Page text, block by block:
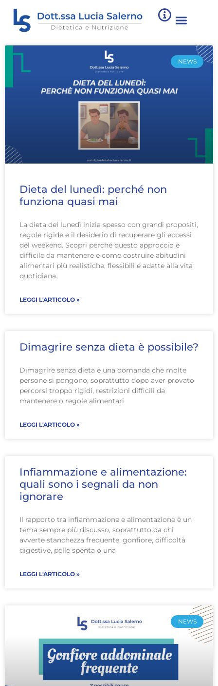
NEWS
Dieta del lunedì: perché non
funziona quasi mai
La dieta del lunedì inizia spesso con grandi propositi,
regole rigide e il desiderio di recuperare gli eccessi
del weekend. Scopri perché questo approccio è
difficile da mantenere e come costruire abitudini
alimentari più realistiche, flessibili e adatte alla vita
quotidiana.
LEGGI L'ARTICOLO »
Dimagrire senza dieta è possibile?
Dimagrire senza dieta è una domanda che molte
persone si pongono, soprattutto dopo aver provato
percorsi troppo rigidi, restrizioni difficili da
mantenere o regole alimentari
LEGGI L'ARTICOLO »
Infiammazione e alimentazione:
quali sono i segnali da non
ignorare
Il rapporto tra infiammazione e alimentazione è un
tema sempre più discusso, soprattutto da chi
avverte stanchezza frequente, gonfiore, difficoltà
digestive, pelle spenta o una
LEGGI L'ARTICOLO »
NEWS